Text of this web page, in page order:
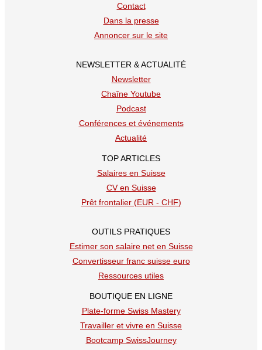
Contact
Dans la presse
Annoncer sur le site
NEWSLETTER & ACTUALITÉ
Newsletter
Chaîne Youtube
Podcast
Conférences et événements
Actualité
TOP ARTICLES
Salaires en Suisse
CV en Suisse
Prêt frontalier (EUR - CHF)
OUTILS PRATIQUES
Estimer son salaire net en Suisse
Convertisseur franc suisse euro
Ressources utiles
BOUTIQUE EN LIGNE
Plate-forme Swiss Mastery
Travailler et vivre en Suisse
Bootcamp SwissJourney